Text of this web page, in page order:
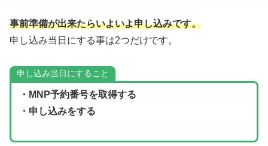
事前準備が出来たらいよいよ申し込みです。
申し込み当日にする事は2つだけです。
申し込み当日にすること
・MNP予約番号を取得する
・申し込みをする